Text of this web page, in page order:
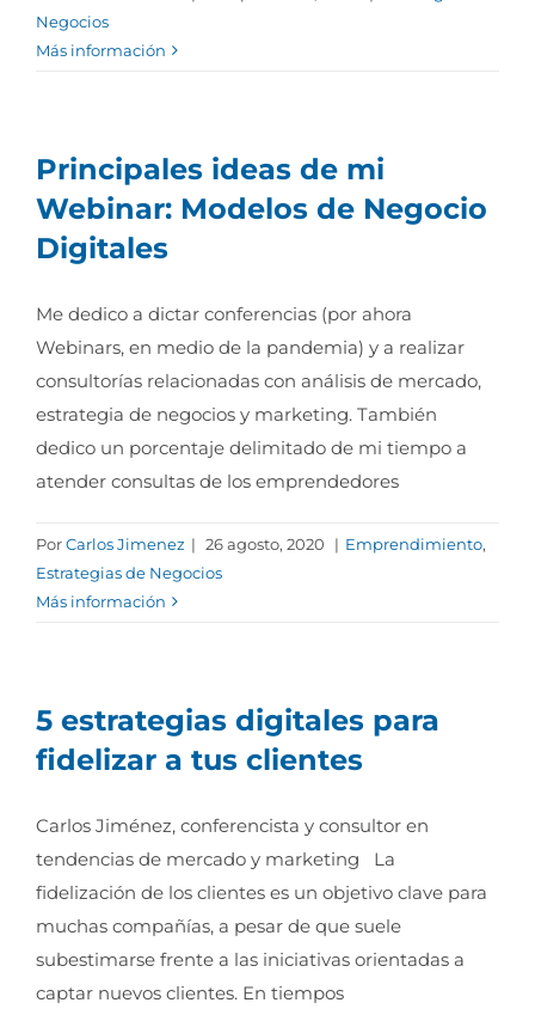
Negocios
Más información
Principales ideas de mi
Webinar: Modelos de Negocio
Digitales
Me dedico a dictar conferencias (por ahora
Webinars, en medio de la pandemia) y a realizar
consultorías relacionadas con análisis de mercado,
estrategia de negocios y marketing. También
dedico un porcentaje delimitado de mi tiempo a
atender consultas de los emprendedores
PorCarlos Jimenez | 26 agosto, 2020 | Emprendimiento,
Estrategias de Negocios
Más información
5 estrategias digitales para
fidelizar a tus clientes
Carlos Jiménez, conferencista y consultor en
tendencias de mercado y marketing La
fidelización de los clientes es un objetivo clave para
muchas compañías, a pesar de que suele
subestimarse frente a las iniciativas orientadas a
captar nuevos clientes. En tiempos